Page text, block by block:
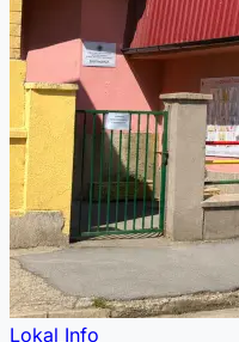
Lokal Info